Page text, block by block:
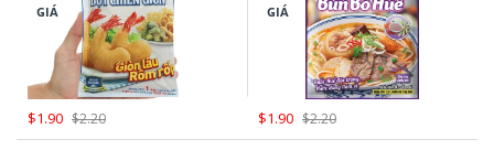
GIÁ
$1.90 $2.20
GIÁ
$1.90 $2.20